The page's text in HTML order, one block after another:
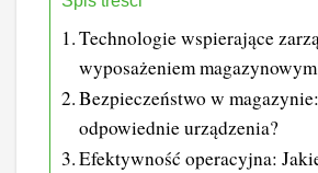
Technologie wspierające
wyposażeniem magazynowym
Bezpieczeństwo w
odpowiednie urządzenia?
Efektywność operacyjna: